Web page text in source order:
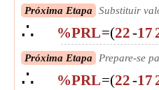
Próxima Etapa Substituir
∴ %PRL=(22-17
Próxima Etapa Prepare-se
∴ %PRL=(22-17